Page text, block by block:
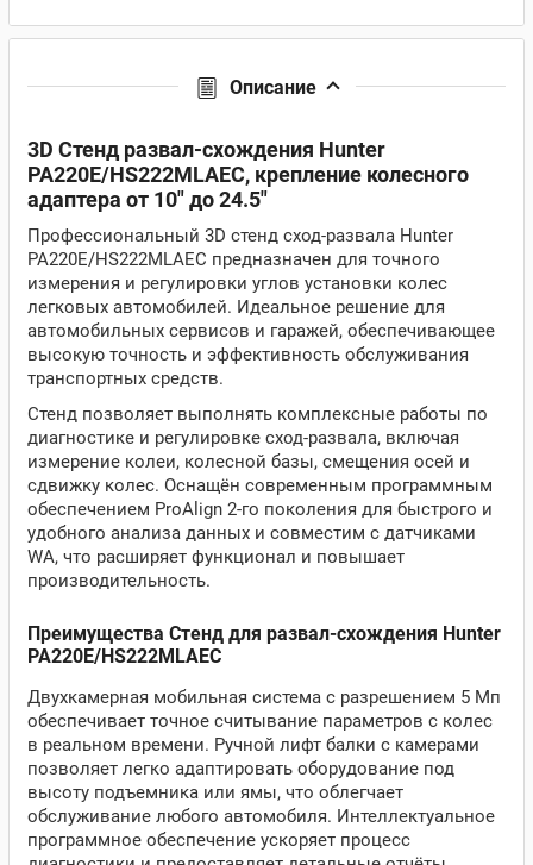
Описание
3D Стенд развал-схождения Hunter
PA220E/HS222MLAEC, крепление колесного
адаптера от 10" до 24.5"
Профессиональный 3D стенд сход-развала Hunter
PA220E/HS222MLAEC предназначен для точного
измерения и регулировки углов установки колес
легковых автомобилей. Идеальное решение для
автомобильных сервисов и гаражей, обеспечивающее
высокую точность и эффективность обслуживания
транспортных средств.
Стенд позволяет выполнять комплексные работы по
диагностике и регулировке сход-развала, включая
измерение колеи, колесной базы, смещения осей и
сдвижку колес. Оснащён современным программным
обеспечением ProAlign 2-го поколения для быстрого и
удобного анализа данных и совместим с датчиками
WA, что расширяет функционал и повышает
производительность.
Преимущества Стенд для развал-схождения Hunter
PA220E/HS222MLAEC
Двухкамерная мобильная система с разрешением 5 Мп
обеспечивает точное считывание параметров с колес
в реальном времени. Ручной лифт балки с камерами
позволяет легко адаптировать оборудование под
высоту подъемника или ямы, что облегчает
обслуживание любого автомобиля. Интеллектуальное
программное обеспечение ускоряет процесс